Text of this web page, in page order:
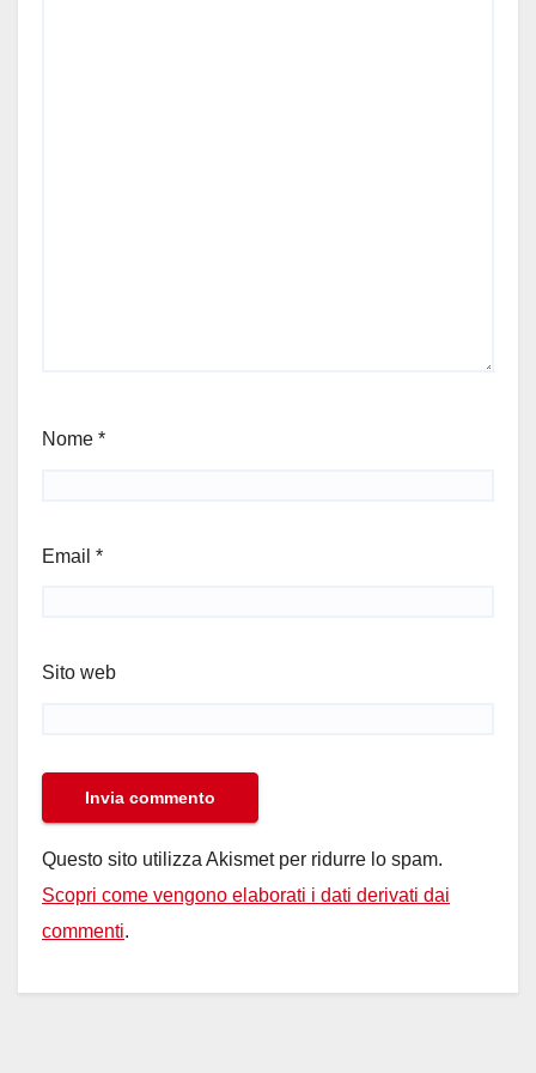
Nome *
Email *
Sito web
Questo sito utilizza Akismet per ridurre lo spam.
Scopri come vengono elaborati i dati derivati dai
commenti.